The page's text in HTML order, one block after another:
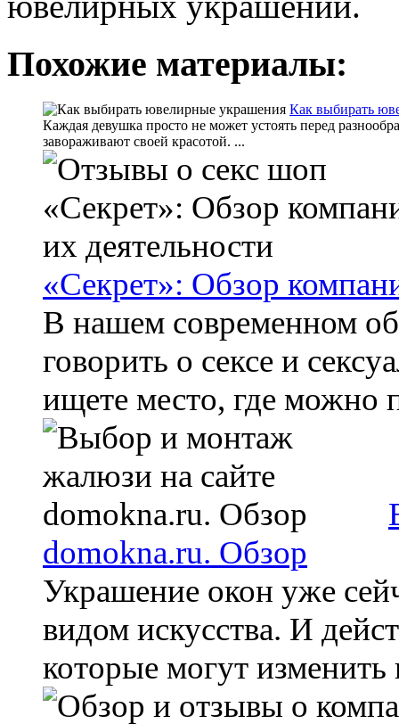
Похожие материалы:
Как выбирать
Каждая девушка просто не может устоять перед
завораживают своей красотой. ...
«Секрет»: Обзор
В нашем современном
говорить о сексе и
ищете место, где можно
domokna.ru. Обзор
Украшение окон уже
видом искусства. И
которые могут